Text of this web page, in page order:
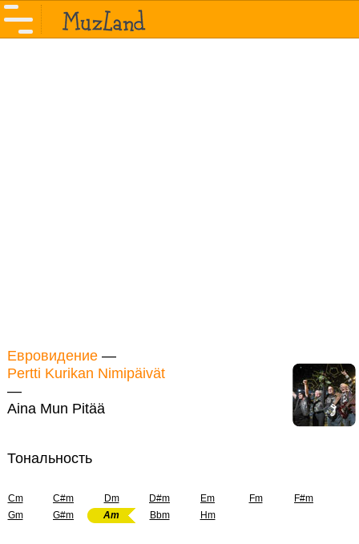
Евровидение —
Pertti Kurikan Nimipäivät
—
Aina Mun Pitää
Тональность
Cm C#m Dm D#m Em Fm
F#m
Gm
G#m Am Bbm Hm